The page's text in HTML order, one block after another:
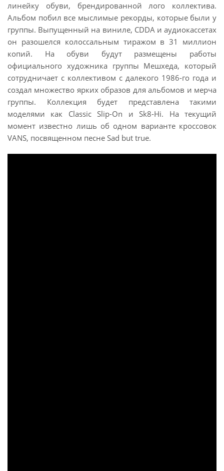
линейку обуви, брендированной лого коллектива.
Альбом побил все мыслимые рекорды, которые были у
группы. Выпущенный на виниле, CDDA и аудиокассетах
он разошелся колоссальным тиражом в 31 миллион
копий. На обуви будут размещены работы
официального художника группы Мешхеда, который
сотрудничает с коллективом с далекого 1986-го года и
создал множество ярких образов для альбомов и мерча
группы. Коллекция будет представлена такими
моделями как Classic Slip-On и Sk8-Hi. На текущий
момент известно лишь об одном варианте кроссовок
VANS, посвященном песне Sad but true.